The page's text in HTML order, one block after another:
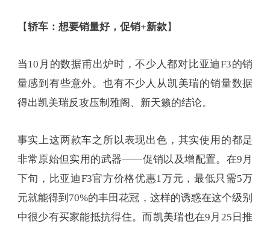
【轿车：想要销量好，促销+新款】
当10月的数据甫出炉时，不少人都对比亚迪F3的销
量感到有些意外。也有不少人从凯美瑞的销量数据
得出凯美瑞反攻压制雅阁、新天籁的结论。
事实上这两款车之所以表现出色，其实使用的都是
非常原始但实用的武器——促销以及增配置。在9月
下旬，比亚迪F3官方价格优惠1万元，最低只需5万
元就能得到70%的丰田花冠，这样的诱惑在这个级别
中很少有买家能抵抗得住。而凯美瑞也在9月25日推